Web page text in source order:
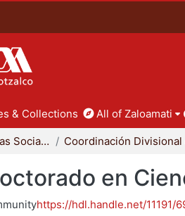
& Collections All of Zaloamati
División de Ciencias Sociales y Humanidades
en
https://hdl.handle.net/11191/